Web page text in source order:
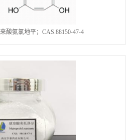
酸氨氯地平；CAS.88150-47-4